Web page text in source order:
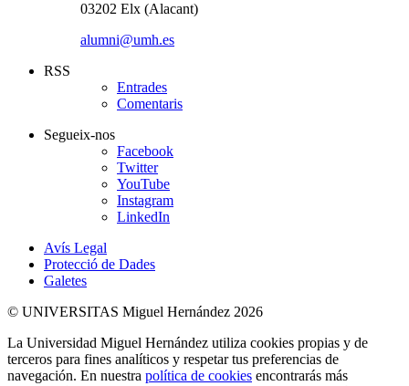
03202 Elx (Alacant)
alumni@umh.es
RSS
Entrades
Comentaris
Segueix-nos
Facebook
Twitter
YouTube
Instagram
LinkedIn
Avís Legal
Protecció de Dades
Galetes
© UNIVERSITAS Miguel Hernández 2026
La Universidad Miguel Hernández utiliza cookies propias y de
terceros para fines analíticos y respetar tus preferencias de
navegación. En nuestra política de cookies encontrarás más